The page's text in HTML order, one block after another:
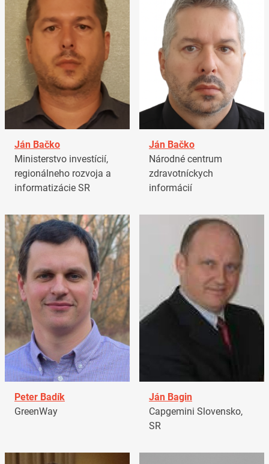
Ján Bačko
Ministerstvo investícií,
regionálneho rozvoja a
informatizácie SR
Ján Bačko
Národné centrum
zdravotníckych
informácií
Peter Badík
GreenWay
Ján Bagin
Capgemini Slovensko,
SR